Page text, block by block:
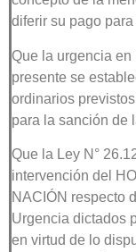
diferir su pago
Que la urgencia en
presente se
ordinarios
para la sanción de
Que la Ley N°
intervención del
NACIÓN respecto
Urgencia dictados
en virtud de lo